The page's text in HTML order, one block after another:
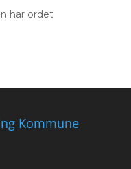
har ordet
Kommune